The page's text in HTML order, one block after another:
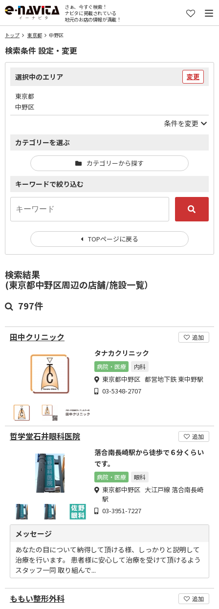
さぁ、今すぐ検索！
ナビタに掲載されている
地元のお店の情報が満載！
トップ 東京都 中野区
検索結果
(東京都中野区周辺の店舗/施設一覧）
797件
田中クリニック 追加
タナカクリニック
病院・医療 内科
東京都中野区 都営地下鉄 東中野駅
03-5348-2707
哲学堂石井眼科医院 追加
落合南長崎駅から徒歩で６分くらい
です。
病院・医療 眼科
東京都中野区 大江戸線 落合南長崎
駅
03-3951-7227
メッセージ
あなたの目について納得して頂ける様、しっかりと説明して
治療を行います。 患者様に安心して治療を受けて頂けるよう
スタッフ一同 取り組んで...
ももい整形外科 追加
検索条件 設定・変更
選択中のエリア 変更
東京都
中野区
条件を変更
カテゴリーを選ぶ
カテゴリーから探す
キーワードで絞り込む
TOPページに戻る